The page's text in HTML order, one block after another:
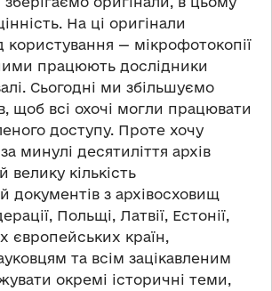
На ці оригінали
— мікрофотокопії
працюють дослідники
Сьогодні ми збільшуємо
щоб всі охочі могли працювати
доступу. Проте хочу
минулі десятиліття архів
кількість
документів з архівосховищ
Польщі, Латвії, Естонії,
європейських країн,
та всім зацікавленим
окремі історичні теми,